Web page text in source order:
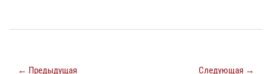
← Предыдущая Следующая →